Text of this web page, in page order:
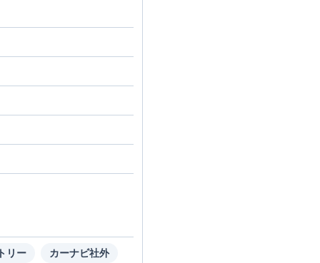
リー カーナビ社外